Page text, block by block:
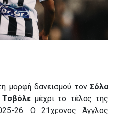
μορφή δανεισμού τον Σόλα
Τσβόλεμέχρι το τέλος της
26. Ο 21χρονος Άγγλος